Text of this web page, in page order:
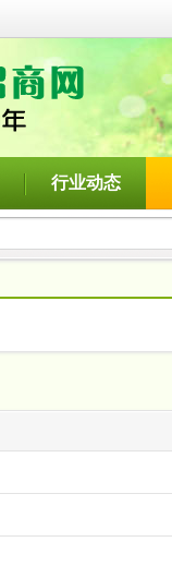
行业动态